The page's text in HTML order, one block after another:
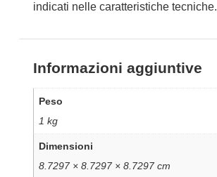
indicati nelle caratteristiche tecniche.
Informazioni aggiuntive
Peso
1 kg
Dimensioni
8.7297 × 8.7297 × 8.7297 cm